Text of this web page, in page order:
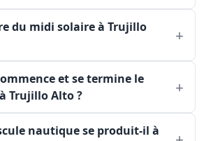
du midi solaire à Trujillo
et se termine le
Trujillo Alto ?
nautique se produit-il à